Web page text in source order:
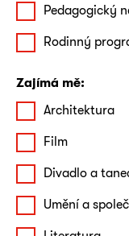
Pedagogický
Rodinný
Zajímá mě:
Architektura
Film
Divadlo a
Umění a